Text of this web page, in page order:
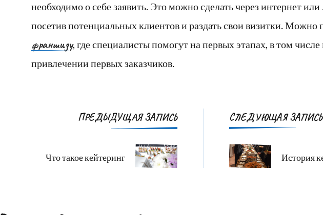
необходимо о себе заявить. Это можно сделать через интернет
посетив потенциальных клиентов и раздать свои визитки. Можно
франшизу, где специалисты помогут на первых этапах, в том числе
привлечении первых заказчиков.
Навигация
записям
ПРЕДЫДУЩАЯ ЗАПИСЬ
Что такое кейтеринг
СЛЕДУЮЩАЯ ЗАПИСЬ
История